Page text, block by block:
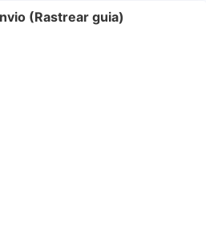
(Rastrear guia)